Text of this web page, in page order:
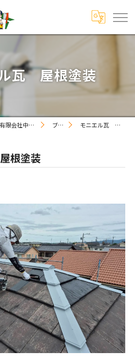
瓦 屋根塗装
一宮市の外壁塗装なら有限会社中部OKペイント ブログ モニエル瓦 屋根塗装
根塗装